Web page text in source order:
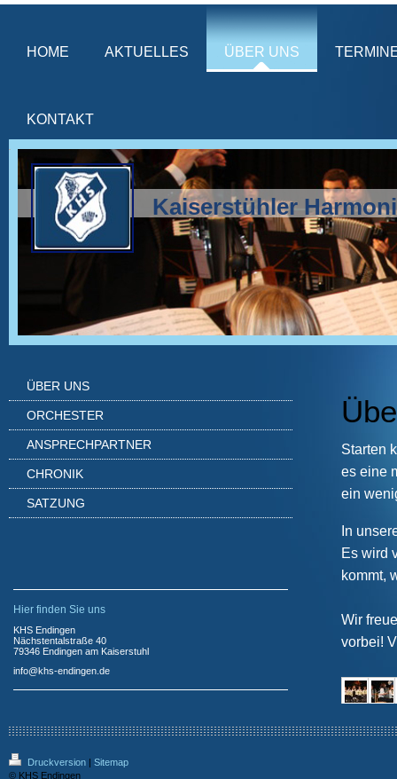
HOME AKTUELLES ÜBER UNS
KONTAKT
Kaiserstühler
Starten
es eine
ein
In
Es wird
kommt,
Wir
vorbei!
ÜBER UNS
ORCHESTER
ANSPRECHPARTNER
CHRONIK
SATZUNG
Hier finden Sie uns
KHS Endingen
Nächstentalstraße 40
79346 Endingen am Kaiserstuhl
info@khs-endingen.de
Druckversion | Sitemap
© KHS Endingen